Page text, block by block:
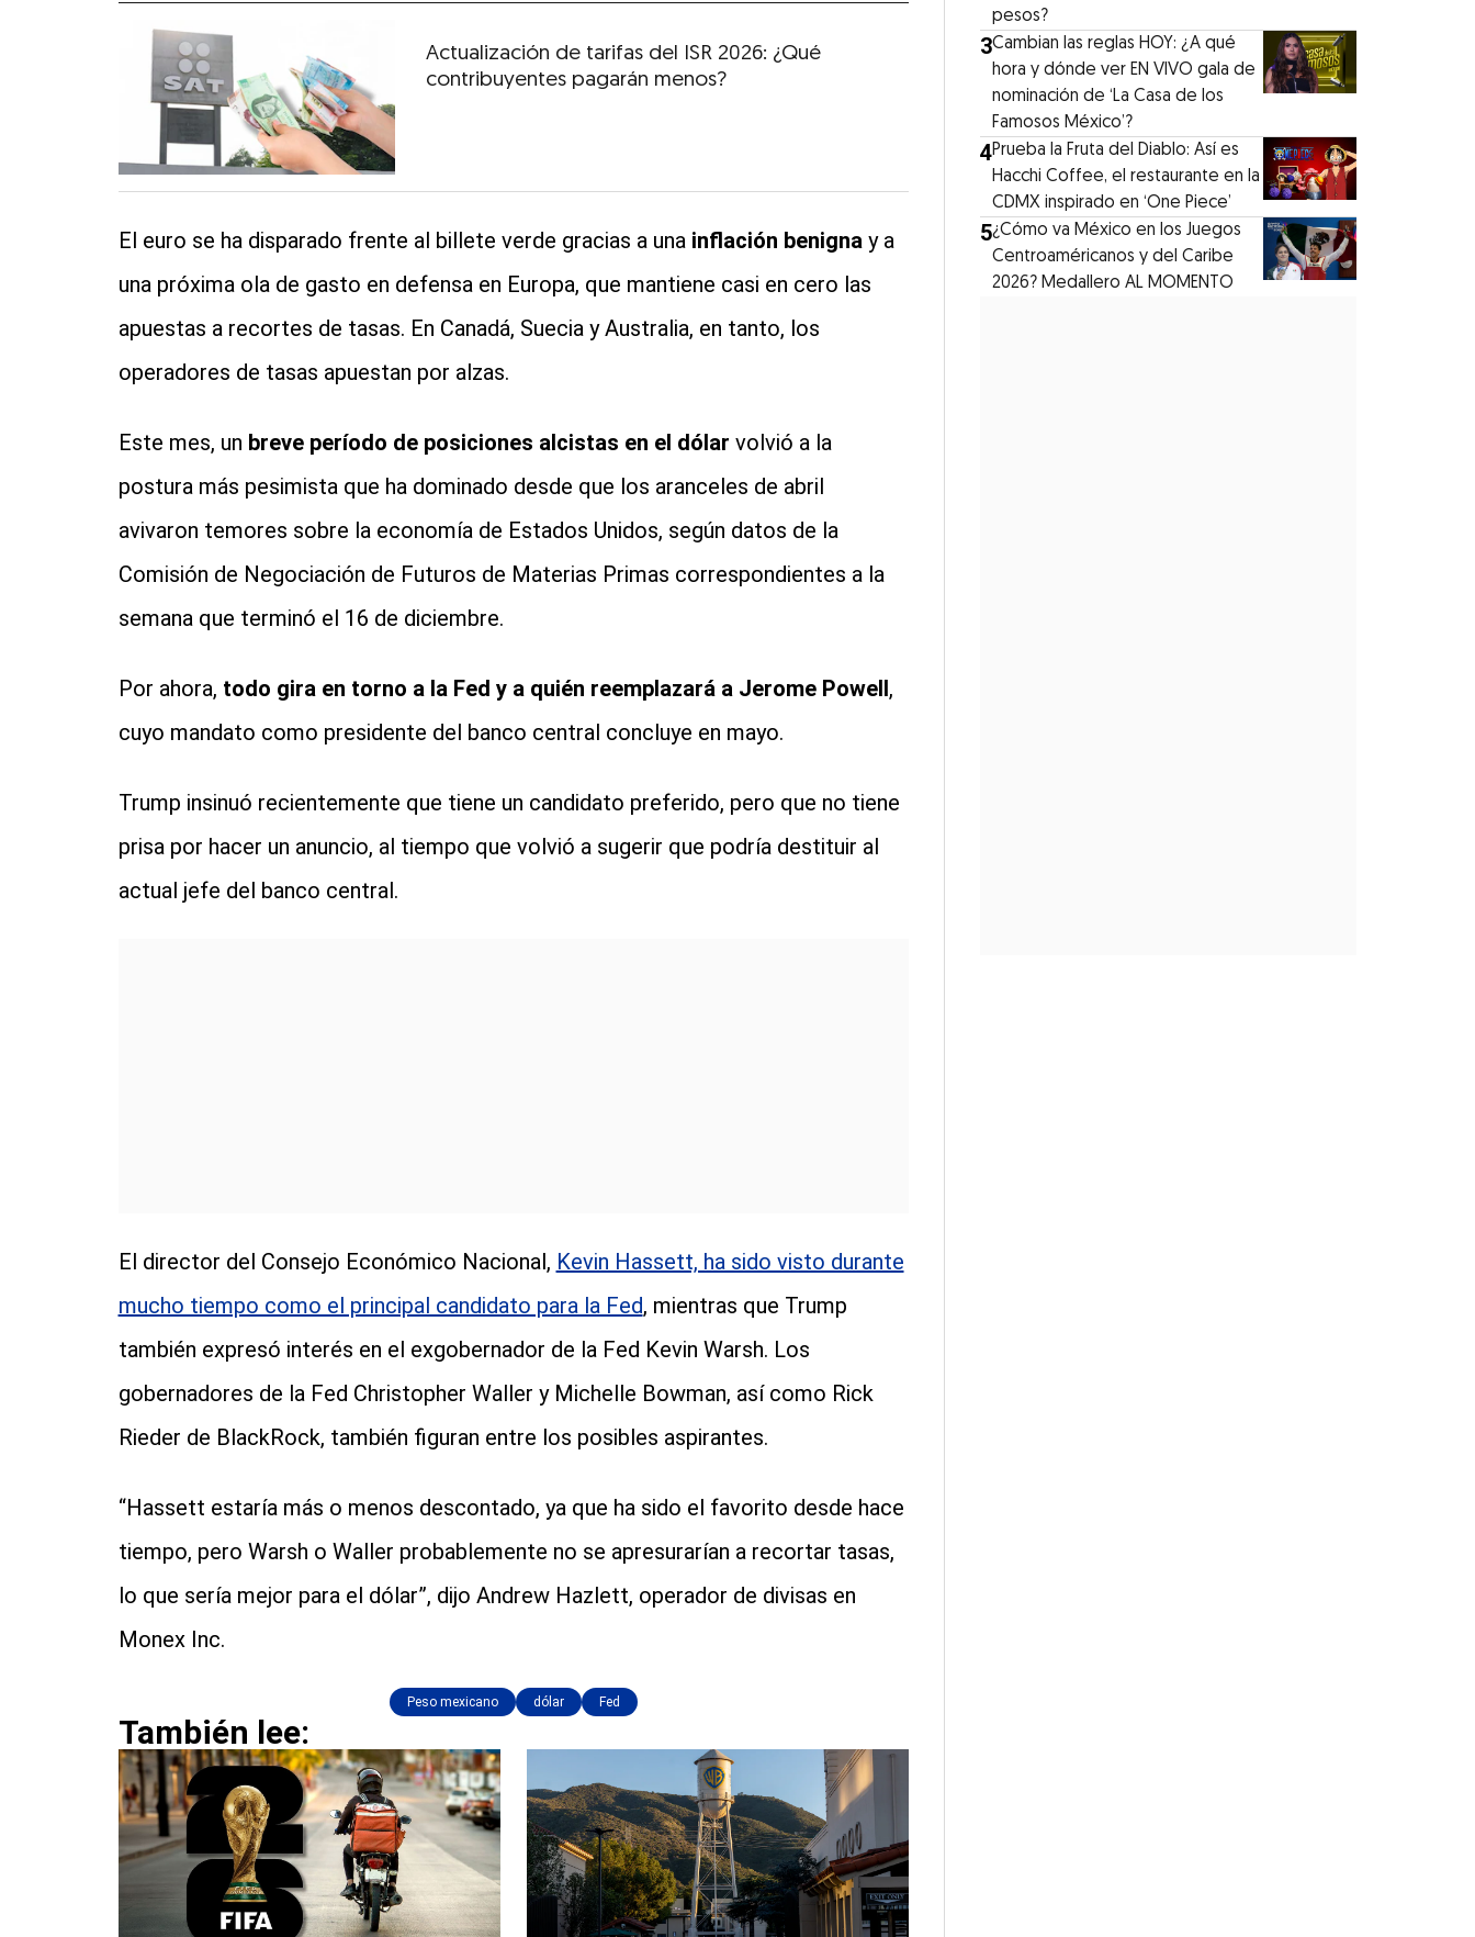
Actualización de tarifas del ISR 2026: ¿Qué
contribuyentes pagarán menos?
El euro se ha disparado frente al billete verde gracias a unainflación benignay a
una próxima ola de gasto en defensa en Europa, que mantiene casi en cero las
apuestas a recortes de tasas. En Canadá, Suecia y Australia, en tanto, los
operadores de tasas apuestan por alzas.
Este mes, un breve período de posiciones alcistas en el dólar volvió a la
postura más pesimista que ha dominado desde que los aranceles de abril
avivaron temores sobre la economía de Estados Unidos, según datos de la
Comisión de Negociación de Futuros de Materias Primas correspondientes a la
semana que terminó el 16 de diciembre.
Por ahora, todo gira en torno a la Fed y a quién reemplazará a Jerome Powell,
cuyo mandato como presidente del banco central concluye en mayo.
Trump insinuó recientemente que tiene un candidato preferido, pero que no tiene
prisa por hacer un anuncio, al tiempo que volvió a sugerir que podría destituir al
actual jefe del banco central.
El director del Consejo Económico Nacional, Kevin Hassett, ha sido visto durante
mucho tiempo como el principal candidato para la Fed, mientras que Trump
también expresó interés en el exgobernador de la Fed Kevin Warsh. Los
gobernadores de la Fed Christopher Waller y Michelle Bowman, así como Rick
Rieder de BlackRock, también figuran entre los posibles aspirantes.
“Hassett estaría más o menos descontado, ya que ha sido el favorito desde hace
tiempo, pero Warsh o Waller probablemente no se apresurarían a recortar tasas,
lo que sería mejor para el dólar”, dijo Andrew Hazlett, operador de divisas en
Monex Inc.
Peso mexicano dólar Fed
También lee:
pesos?
3Cambian las reglas HOY: ¿A qué
hora y dónde ver EN VIVO gala de
nominación de ‘La Casa de los
Famosos México’?
4Prueba la Fruta del Diablo: Así es
Hacchi Coffee, el restaurante en la
CDMX inspirado en ‘One Piece’
5¿Cómo va México en los Juegos
Centroaméricanos y del Caribe
2026? Medallero AL MOMENTO